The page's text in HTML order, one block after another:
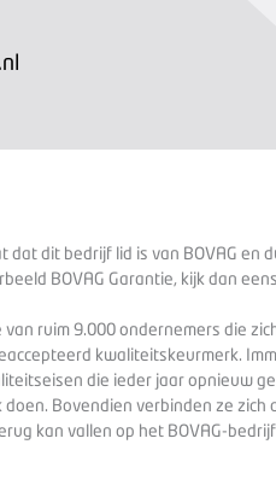
dat dit bedrijf lid is van BOVAG en
BOVAG Garantie, kijk dan
ruim 9.000 ondernemers die
kwaliteitskeurmerk.
die ieder jaar opnieuw
Bovendien verbinden ze
kan vallen op het BOVAG-